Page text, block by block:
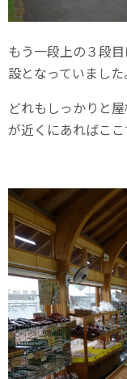
もう一段上の３段
設となっていました
どれもしっかりと
が近くにあればこ